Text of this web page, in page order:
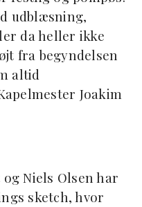
udblæsning,
da heller ikke
fra begyndelsen
altid
Joakim
og Niels Olsen har
sketch, hvor